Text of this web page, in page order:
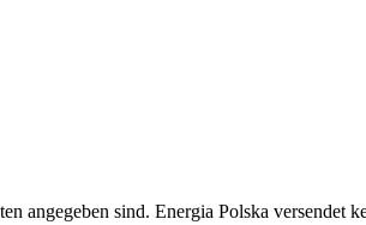
angegeben sind. Energia Polska versendet